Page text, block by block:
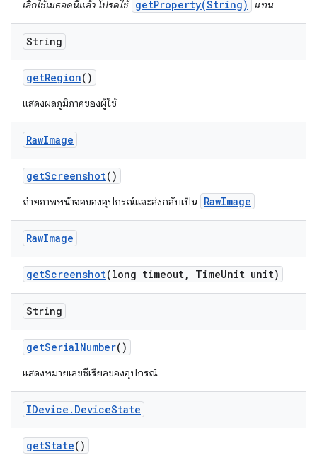
เลิกใช้เมธอดนี้แล้ว โปรดใช้ getProperty(String) แทน
String
getRegion()
แสดงผลภูมิภาคของผู้ใช้
RawImage
getScreenshot()
ถ่ายภาพหน้าจอของอุปกรณ์และส่งกลับเป็น RawImage
RawImage
getScreenshot(long timeout, TimeUnit unit)
String
getSerialNumber()
แสดงหมายเลขซีเรียลของอุปกรณ์
IDevice . DeviceState
getState()